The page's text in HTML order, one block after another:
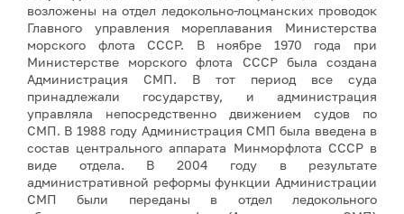
возложены на отдел ледокольно-лоцманских проводок
Главного управления мореплавания Министерства
морского флота СССР. В ноябре 1970 года при
Министерстве морского флота СССР была создана
Администрация СМП. В тот период все суда
принадлежали государству, и администрация
управляла непосредственно движением судов по
СМП. В 1988 году Администрация СМП была введена в
состав центрального аппарата Минморфлота СССР в
виде отдела. В 2004 году в результате
административной реформы функции Администрации
СМП были переданы в отдел ледокольного